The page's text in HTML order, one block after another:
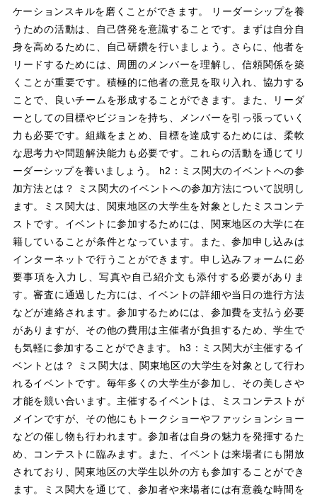
ケーションスキルを磨くことができます。 リーダーシップを養
うための活動は、自己啓発を意識することです。まずは自分自
身を高めるために、自己研鑽を行いましょう。さらに、他者を
リードするためには、周囲のメンバーを理解し、信頼関係を築
くことが重要です。積極的に他者の意見を取り入れ、協力する
ことで、良いチームを形成することができます。また、リーダ
ーとしての目標やビジョンを持ち、メンバーを引っ張っていく
力も必要です。組織をまとめ、目標を達成するためには、柔軟
な思考力や問題解決能力も必要です。これらの活動を通じてリ
ーダーシップを養いましょう。 h2：ミス関大のイベントへの参
加方法とは？ ミス関大のイベントへの参加方法について説明し
ます。ミス関大は、関東地区の大学生を対象としたミスコンテ
ストです。イベントに参加するためには、関東地区の大学に在
籍していることが条件となっています。また、参加申し込みは
インターネットで行うことができます。申し込みフォームに必
要事項を入力し、写真や自己紹介文も添付する必要がありま
す。審査に通過した方には、イベントの詳細や当日の進行方法
などが連絡されます。参加するためには、参加費を支払う必要
がありますが、その他の費用は主催者が負担するため、学生で
も気軽に参加することができます。 h3：ミス関大が主催するイ
ベントとは？ ミス関大は、関東地区の大学生を対象として行わ
れるイベントです。毎年多くの大学生が参加し、その美しさや
才能を競い合います。主催するイベントは、ミスコンテストが
メインですが、その他にもトークショーやファッションショー
などの催し物も行われます。参加者は自身の魅力を発揮するた
め、コンテストに臨みます。また、イベントは来場者にも開放
されており、関東地区の大学生以外の方も参加することができ
ます。ミス関大を通じて、参加者や来場者には有意義な時間を